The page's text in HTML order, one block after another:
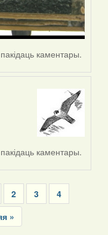
каментары.
каментары.
Page
2 Page
3 Page
4
»